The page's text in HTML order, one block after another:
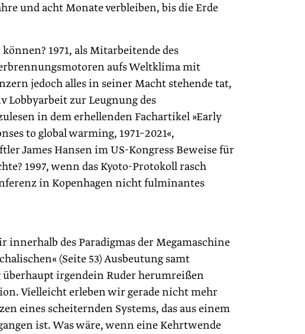
und acht Monate verbleiben, bis die Erde
1971, als Mitarbeitende des
aufs Weltklima mit
jedoch alles in seiner Macht stehende tat,
Lobbyarbeit zur Leugnung des
in dem erhellenden Fachartikel »Early
to global warming, 1971–2021«,
James Hansen im US-Kongress Beweise für
1997, wenn das Kyoto-Protokoll rasch
in Kopenhagen nicht fulminantes
des Paradigmas der Megamaschine
(Seite 53) Ausbeutung samt
irgendein Ruder herumreißen
Vielleicht erleben wir gerade nicht mehr
eines scheiternden Systems, das aus einem
ist. Was wäre, wenn eine Kehrtwende